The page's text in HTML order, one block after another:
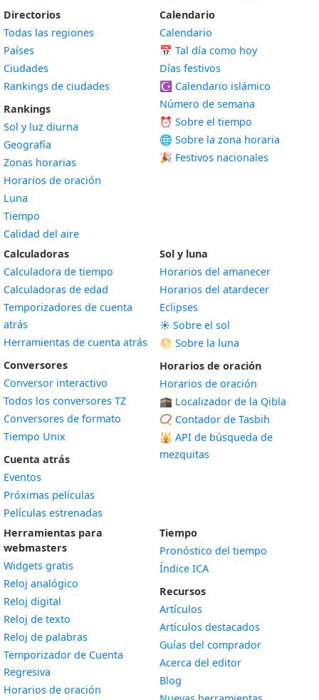
Directorios
Todas las regiones
Países
Ciudades
Rankings de ciudades
Rankings
Sol y luz diurna
Geografía
Zonas horarias
Horarios de oración
Luna
Tiempo
Calidad del aire
Calendario
Calendario
📅 Tal día como hoy
Días festivos
☪️ Calendario islámico
Número de semana
⏰ Sobre el tiempo
🌐 Sobre la zona horaria
🎉 Festivos nacionales
Calculadoras
Calculadora de tiempo
Calculadoras de edad
Temporizadores de cuenta
atrás
Herramientas de cuenta atrás
Conversores
Conversor interactivo
Todos los conversores TZ
Conversores de formato
Tiempo Unix
Cuenta atrás
Eventos
Próximas películas
Películas estrenadas
Sol y luna
Horarios del amanecer
Horarios del atardecer
Eclipses
☀️ Sobre el sol
🌕 Sobre la luna
Horarios de oración
Horarios de oración
🕋 Localizador de la Qibla
📿 Contador de Tasbih
🕌 API de búsqueda de
mezquitas
Herramientas para
webmasters
Widgets gratis
Reloj analógico
Reloj digital
Reloj de texto
Reloj de palabras
Temporizador de Cuenta
Regresiva
Horarios de oración
Tiempo
Pronóstico del tiempo
Índice ICA
Recursos
Artículos
Artículos destacados
Guías del comprador
Acerca del editor
Blog